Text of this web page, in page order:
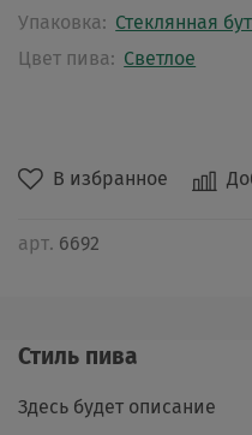
В избранное
арт. 6692
Упаковка: Стеклянная
Цвет пива: Светлое
Стиль пива
Здесь будет описание